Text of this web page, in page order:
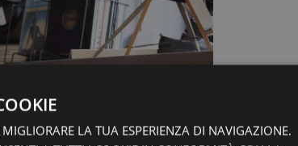
LA TUA ESPERIENZA DI NAVIGAZIONE.